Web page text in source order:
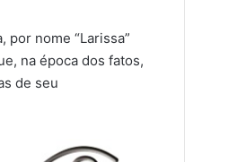
nome “Larissa”
na época dos fatos,
de seu